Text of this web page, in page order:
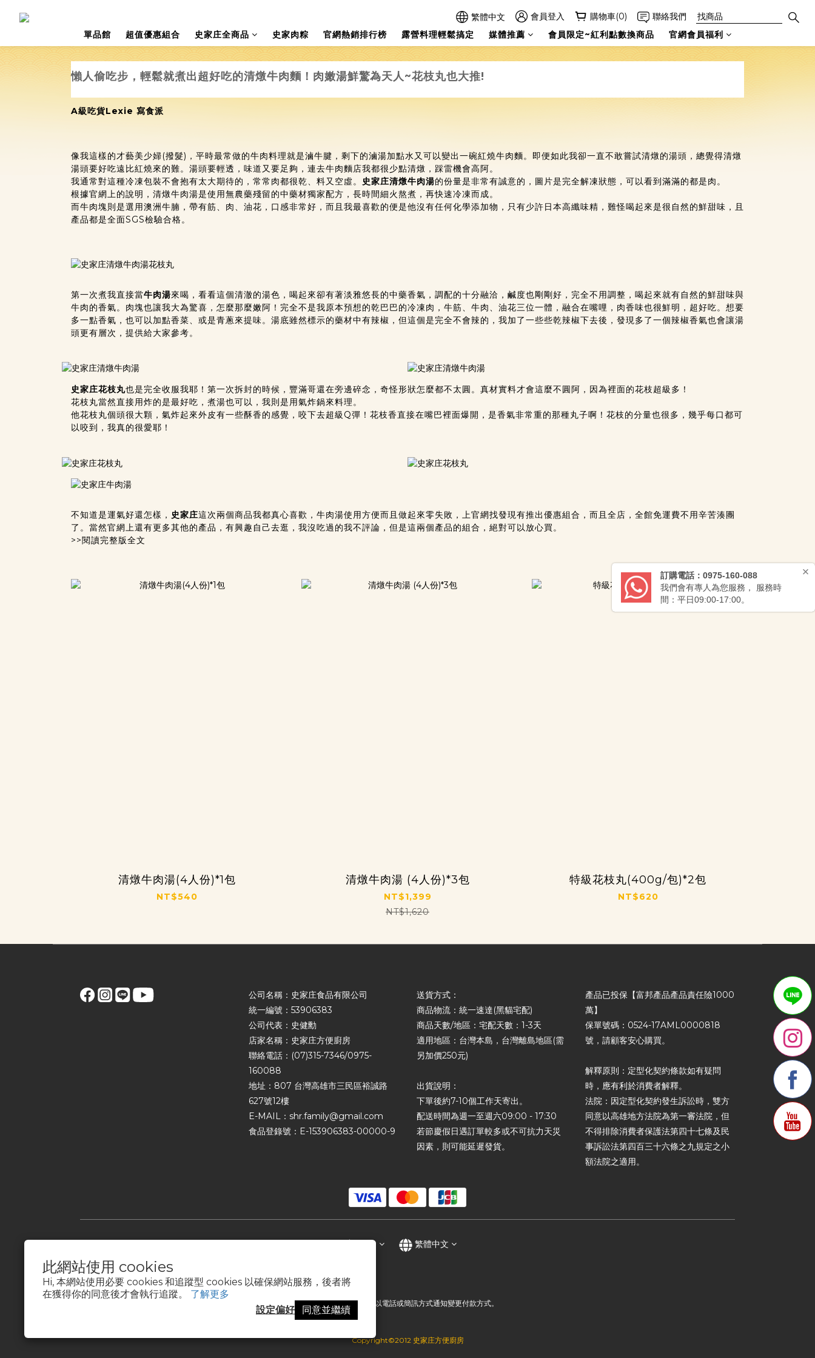
此網站使用 cookies
Hi, 本網站使用必要 cookies 和追蹤型 cookies 以確保網站服務，後者將
在獲得你的同意後才會執行追蹤。 了解更多
設定偏好
同意並繼續
繁體中文 會員登入 購物車(0)
聯絡我們
單品館
超值優惠組合 史家庄全商品 史家肉粽 官網熱銷排行榜 露營料理輕鬆搞定 媒體推薦 會員限定~紅利點數換商品 官網會員福利
懶人偷吃步，輕鬆就煮出超好吃的清燉牛肉麵！肉嫩湯鮮驚為天人~花枝丸也大推!
A級吃貨Lexie 寫食派
像我這樣的才藝美少婦(撥髮)，平時最常做的牛肉料理就是滷牛腱，剩下的滷湯加點水又可以變出一碗紅燒牛肉麵。即便如此我卻一直不敢嘗試清燉的湯頭，總覺得清燉
湯頭要好吃遠比紅燒來的難。湯頭要輕透，味道又要足夠，連去牛肉麵店我都很少點清燉，踩雷機會高阿。
我通常對這種冷凍包裝不會抱有太大期待的，常常肉都很乾、料又空虛。
史家庄清燉牛肉湯的份量是非常有誠意的，圖片是完全解凍狀態，可以看到滿滿的都是肉。
根據官網上的說明，清燉牛肉湯是使用無農藥殘留的中藥材獨家配方，長時間細火熬煮，再快速冷凍而成。
而牛肉塊則是選用澳洲牛腩，帶有筋、肉、油花，口感非常好，而且我最喜歡的便是他沒有任何化學添加物，只有少許日本高纖味精，難怪喝起來是很自然的鮮甜味，且
產品都是全面SGS檢驗合格。
第一次煮我直接當牛肉湯來喝，看看這個清澈的湯色，喝起來卻有著淡雅悠長的中藥香氣，調配的十分融洽，鹹度也剛剛好，完全不用調整，喝起來就有自然的鮮甜味與
牛肉的香氣。肉塊也讓我大為驚喜，怎麼那麼嫩阿！完全不是我原本預想的乾巴巴的冷凍肉，牛筋、牛肉、油花三位一體，融合在嘴哩，肉香味也很鮮明，超好吃。想要
多一點香氣，也可以加點香菜、或是青蔥來提味。湯底雖然標示的藥材中有辣椒，但這個是完全不會辣的，我加了一些些乾辣椒下去後，發現多了一個辣椒香氣也會讓湯
頭更有層次，提供給大家參考。
史家庄花枝丸也是完全收服我耶！第一次拆封的時候，豐滿哥還在旁邊碎念，奇怪形狀怎麼都不太圓。真材實料才會這麼不圓阿，因為裡面的花枝超級多！
花枝丸當然直接用炸的是最好吃，煮湯也可以，我則是用氣炸鍋來料理。
他花枝丸個頭很大顆，氣炸起來外皮有一些酥香的感覺，咬下去超級Q彈！花枝香直接在嘴巴裡面爆開，是香氣非常重的那種丸子啊！花枝的分量也很多，幾乎每口都可
以咬到，我真的很愛耶！
不知道是運氣好還怎樣， 史家庄這次兩個商品我都真心喜歡，牛肉湯使用方便而且做起來零失敗，上官網找發現有推出優惠組合，而且全店，全館免運費不用辛苦湊團
了。當然官網上還有更多其他的產品，有興趣自己去逛，我沒吃過的我不評論，但是這兩個產品的組合，絕對可以放心買。
>>閱讀完整版全文
清燉牛肉湯(4人份)*1包
NT$540
清燉牛肉湯 (4人份)*3包
NT$1,399
NT$1,620
特級花枝丸(400g/包)*2包
NT$620
公司名稱：史家庄食品有限公司
統一編號：53906383
公司代表：史健勳
店家名稱：史家庄方便廚房
聯絡電話：(07)315-7346/0975-
160088
地址：807 台灣高雄市三民區裕誠路
627號12樓
E-MAIL：shr.family@gmail.com
食品登錄號：E-153906383-00000-9
送貨方式：
商品物流：統一速達(黑貓宅配)
商品天數/地區：宅配天數：1-3天
適用地區：台灣本島，台灣離島地區(需
另加價250元)
出貨說明：
下單後約7-10個工作天寄出。
配送時間為週一至週六09:00 - 17:30
若節慶假日遇訂單較多或不可抗力天災
因素，則可能延遲發貨。
產品已投保【富邦產品產品責任險1000
萬】
保單號碼：0524-17AML0000818
號，請顧客安心購買。
解釋原則：定型化契約條款如有疑問
時，應有利於消費者解釋。
法院：因定型化契約發生訴訟時，雙方
同意以高雄地方法院為第一審法院，但
不得排除消費者保護法第四十七條及民
事訴訟法第四百三十六條之九規定之小
額法院之適用。
TWD 繁體中文
提醒您，我們不會以電話或簡訊方式通知變更付款方式。
Copyright©2012 史家庄方便廚房